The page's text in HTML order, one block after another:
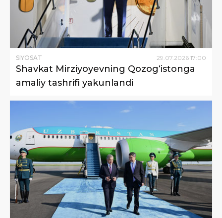
SIYOSAT 29.07.2026 17:00
Shavkat Mirziyoyevning Qozog‘istonga
amaliy tashrifi yakunlandi